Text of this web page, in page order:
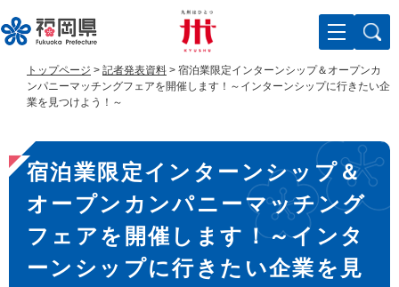
ー
ジ
。
ニ
ュ
て
本
トップページ > 記者発表資料 > 宿泊業限定インターンシップ＆オープンカ
ンパニーマッチングフェアを開催します！～インターンシップに行きたい企
業を見つけよう！～
本
文
宿泊業限定インターンシップ＆
オープンカンパニーマッチング
フェアを開催します！～インタ
ーンシップに行きたい企業を見